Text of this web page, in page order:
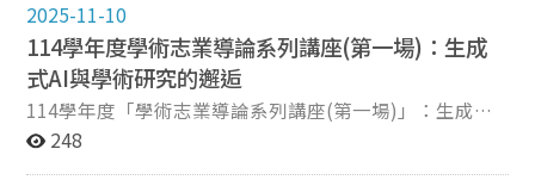
請「李瞻教授國際交流獎助金」經費補助的經驗，以及機
票與住宿安排等實用細節。藉由經驗傳遞 ，也展現博士生
在國際舞台上的活躍與互助精神，減輕學弟妹對於跨國參
與學術活動的焦慮與困惑。 此外，林芝璇主任也於會
中分享本學期研究部即將展開的豐富學術活動，例如：將
於今年7月7日至8日由韓國 廣告學會（KAS）與本校合辦
2025-11-10
114學年度學術志業導論系列講座(第一場)：生成
式AI與學術研究的邂逅
114學年度「學術志業導論系列講座(第一場)」：生成式
AI與學術研究的邂逅 傳播學院博士班本(114)學年度第1
248